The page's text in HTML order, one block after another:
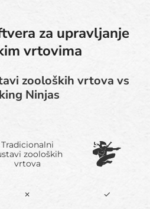
za upravljanje
vrtovima
zooloških vrtova vs
Ninjas
Tradicionalni
zooloških
vrtova
✗ ✓